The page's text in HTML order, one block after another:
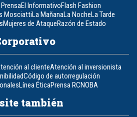
El InformativoFlash Fashion
MosciattiLa MañanaLa NocheLa Tarde
Mujeres de AtaqueRazón de Estado
al clienteAtención al inversionista
Código de autorregulación
Línea ÉticaPrensa RCNOBA
también